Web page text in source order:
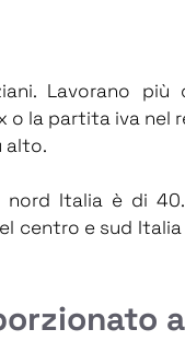
Lavorano
la partita iva nel
alto.
nord Italia è di
centro e sud Italia